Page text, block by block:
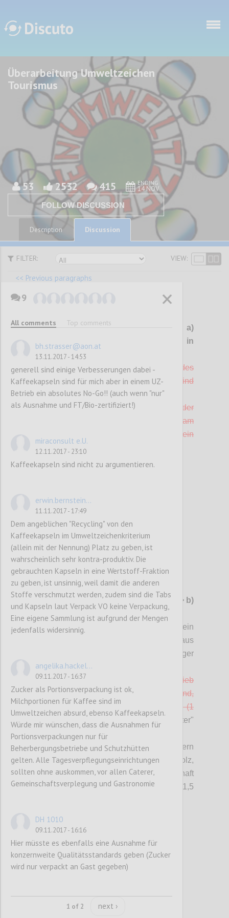
Discuto
Discuto
Überarbeitung Umweltzeichen
Tourismus
53 2532 415 ENDING
14 NOV
FOLLOW DISCUSSION
Description Discussion
FILTER: VIEW:
<< Previous paragraphs
G 10 Boden- und
a)
gestrichen, da schwer prüfbar, b) in
Kriterium "Gebrauchsgüter" integriert
a) Alle Boden- undWandbeläge/ Tapeten des
Betriebes bzw. des Betriebsstandortes sind
PVC-frei (1 Punkt)
b) Mindestens 10 % der Bodenbeläge oder
, die im Betrieb bzw. am
Betriebsstandort vorhanden sind, tragen ein
Umweltzeichen nach ISO Typ I (1 Punkt).
P102
G11 Möbel aus Holz-> ev. streichen(?)
-> b)
in Kriterium "Gebrauchsgüter" integriert
a) Für (Garten-) Möbel aus Holz liegt ein
Nachweis vor, dass das verwendete Holz aus
nachhaltiger
Waldbewirtschaftung stammt (1 Punkt).
b) Mindestens 10 % der Möbel, die im Betrieb
bzw. am Betriebsstandort vorhanden sind,
tragen ein Umweltzeichen nach ISO Typ I (1
Punkt). -> b) in Kriterium "Gebrauchsgüter"
integriert
c) Mindestens 70% der Möbel in den Zimmern
bestehenüberwiegendaus Vollholz,
idealerweise aus nachhaltiger Holzwirtschaft
(mit PEFC oder FSC-Gütesiegel). (1,5
9
All comments Top comments
bh.strasser@aon.at
13.11.2017 - 14:53
generell sind einige Verbesserungen dabei -
Kaffeekapseln sind für mich aber in einem UZ-
Betrieb ein absolutes No-Go!! (auch wenn "nur"
als Ausnahme und FT/Bio-zertifiziert!)
miraconsult e.U.
12.11.2017 - 23:10
Kaffeekapseln sind nicht zu argumentieren.
erwin.bernstein...
11.11.2017 - 17:49
Dem angeblichen "Recycling" von den
Kaffeekapseln im Umweltzeichenkriterium
(allein mit der Nennung) Platz zu geben, ist
wahrscheinlich sehr kontra-produktiv. Die
gebrauchten Kapseln in eine Wertstoff-Fraktion
zu geben, ist unsinnig, weil damit die anderen
Stoffe verschmutzt werden, zudem sind die Tabs
und Kapseln laut Verpack VO keine Verpackung,
Eine eigene Sammlung ist aufgrund der Mengen
jedenfalls widersinnig.
angelika.hackel...
09.11.2017 - 16:37
Zucker als Portionsverpackung ist ok,
Milchportionen für Kaffee sind im
Umweltzeichen absurd, ebenso Kaffeekapseln.
Würde mir wünschen, dass die Ausnahmen für
Portionsverpackungen nur für
Beherbergungsbetriebe und Schutzhütten
gelten. Alle Tagesverpflegungseinrichtungen
sollten ohne auskommen, vor allen Caterer,
Gemeinschaftsverplegung und Gastronomie
DH 1010
09.11.2017 - 16:16
Hier müsste es ebenfalls eine Ausnahme für
konzernweite Qualitätsstandards geben (Zucker
wird nur verpackt an Gast gegeben)
1 of 2 next ›